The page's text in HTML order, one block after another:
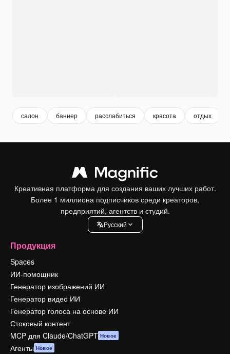
салон баннер расслабиться красота отдых
Креативная платформа для создания ваших лучших работ.
Более 1 миллиона подписчиков среди креаторов,
предприятий, агентств и студий.
Pусский
Продукция
Spaces
ИИ-помощник
Генератор изображений ИИ
Генератор видео ИИ
Генератор голоса на основе ИИ
Стоковый контент
MCP для Claude/ChatGPT Новое
Агенты Новое